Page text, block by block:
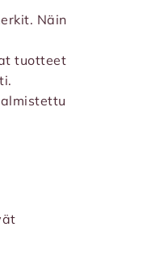
Näin
tuotteet